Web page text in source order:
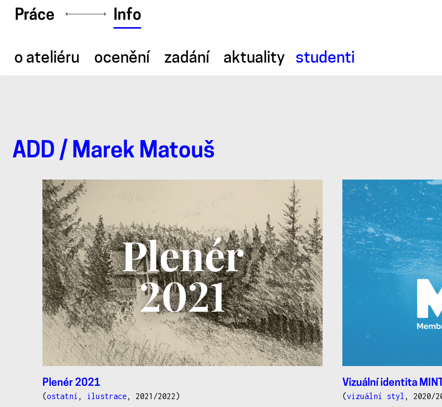
Práce Info
o ateliéru ocenění zadání aktuality studenti
ADD / Marek Matouš
Marek
Matouš
Plenér 2021
(ostatní , ilustrace , 2021/2022)
Vizuální identita
(vizuální styl , 2020/